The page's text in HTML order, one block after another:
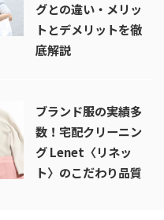
グとの違い・メリッ
トとデメリットを徹
底解説
ブランド服の実績多
数！宅配クリーニン
グ Lenet〈リネッ
ト〉のこだわり品質